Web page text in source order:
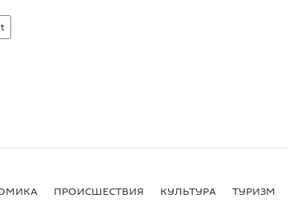
ПРОИСШЕСТВИЯ КУЛЬТУРА ТУРИЗМ